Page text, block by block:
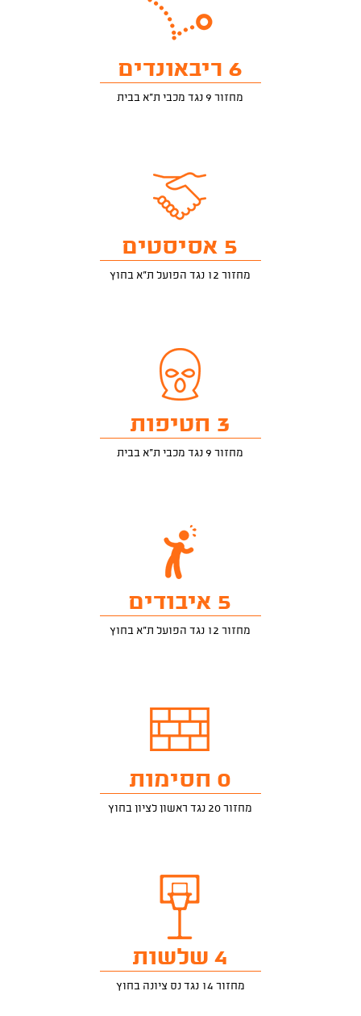
6 ריבאונדים
מחזור 9 נגד מכבי ת"א בבית
5 אסיסטים
מחזור 12 נגד הפועל ת"א בחוץ
3 חטיפות
מחזור 9 נגד מכבי ת"א בבית
5 איבודים
מחזור 12 נגד הפועל ת"א בחוץ
0 חסימות
מחזור 20 נגד ראשון לציון בחוץ
4 שלשות
מחזור 14 נגד נס ציונה בחוץ